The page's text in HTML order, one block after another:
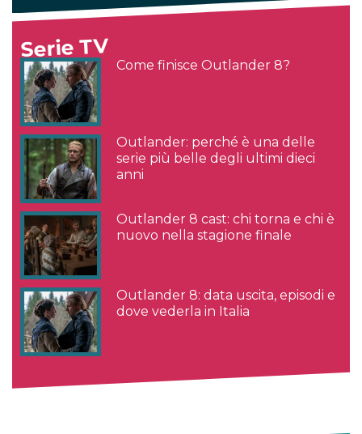
Serie TV
Come finisce Outlander 8?
Outlander: perché è una delle
serie più belle degli ultimi dieci
anni
Outlander 8 cast: chi torna e chi è
nuovo nella stagione finale
Outlander 8: data uscita, episodi e
dove vederla in Italia